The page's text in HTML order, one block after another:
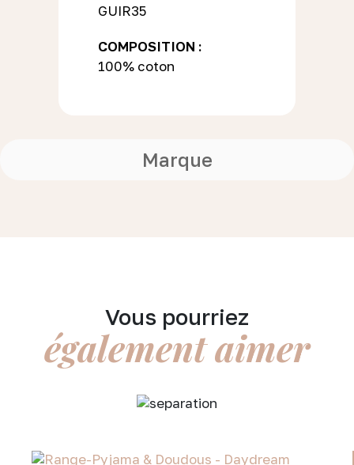
GUIR35
COMPOSITION :
100% coton
Marque
Vous pourriez
également aimer